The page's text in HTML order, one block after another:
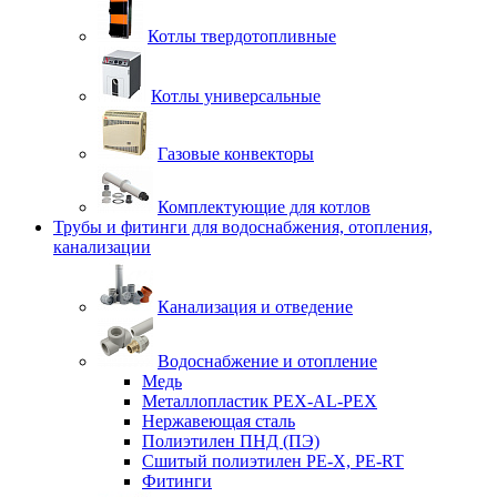
Котлы твердотопливные
Котлы универсальные
Газовые конвекторы
Комплектующие для котлов
Трубы и фитинги для водоснабжения, отопления,
канализации
Канализация и отведение
Водоснабжение и отопление
Медь
Металлопластик PEX-AL-PEX
Нержавеющая сталь
Полиэтилен ПНД (ПЭ)
Сшитый полиэтилен PE-X, PE-RT
Фитинги